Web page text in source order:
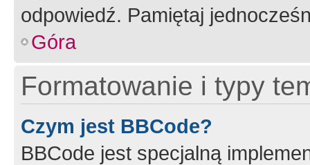
odpowiedź. Pamiętaj
Góra
Formatowanie i typy
Czym jest BBCode?
BBCode jest specjalną